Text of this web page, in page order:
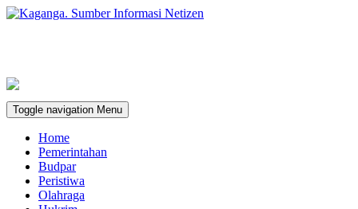
Toggle navigation Menu
Home
Pemerintahan
Budpar
Peristiwa
Olahraga